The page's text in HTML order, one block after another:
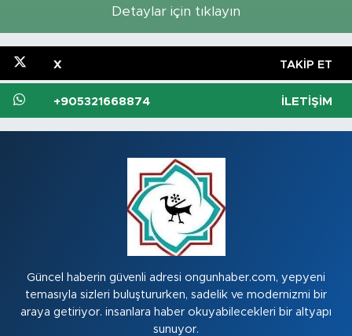
Detaylar için tıklayın
X TAKIP ET
+905321668874 İLETIŞIM
Güncel haberin güvenli adresi ongunhaber.com, yepyeni
temasıyla sizleri buluştururken, sadelik ve modernizmi bir
araya getiriyor. insanlara haber okuyabilecekleri bir altyapı
sunuyor.